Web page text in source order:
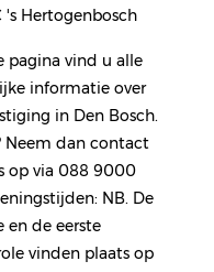
's Hertogenbosch
pagina vind u alle
informatie over
in Den Bosch.
Neem dan contact
op via 088 9000
NB. De
en de eerste
vinden plaats op